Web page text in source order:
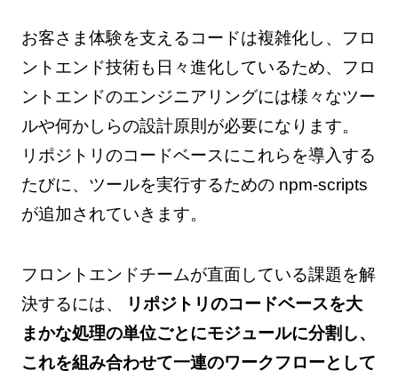
お客さま体験を支えるコードは複雑化し、フロ
ントエンド技術も日々進化しているため、フロ
ントエンドのエンジニアリングには様々なツー
ルや何かしらの設計原則が必要になります。
リポジトリのコードベースにこれらを導入する
たびに、ツールを実行するための npm-scripts
が追加されていきます。
フロントエンドチームが直面している課題を解
決するには、
リポジトリのコードベースを大
まかな処理の単位ごとにモジュールに分割し、
これを組み合わせて一連のワークフローとして